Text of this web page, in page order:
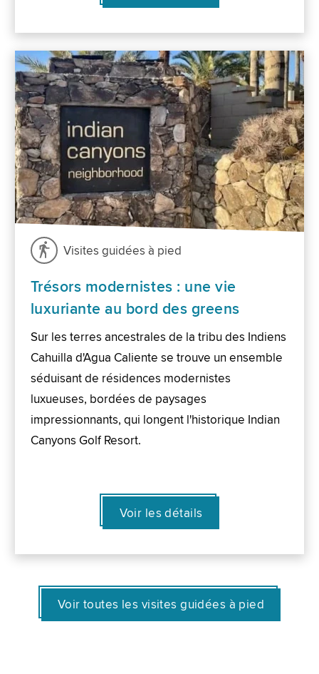
Visites guidées à pied
Trésors modernistes : une vie
luxuriante au bord des greens
Sur les terres ancestrales de la tribu des Indiens
Cahuilla d'Agua Caliente se trouve un ensemble
séduisant de résidences modernistes
luxueuses, bordées de paysages
impressionnants, qui longent l'historique Indian
Canyons Golf Resort.
Voir les détails
Voir toutes les visites guidées à pied